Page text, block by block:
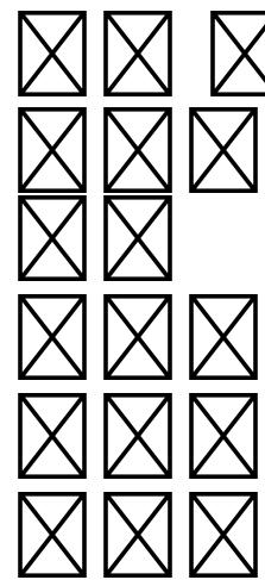
비가
디자
다.
한글
가을